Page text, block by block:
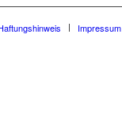
Impressum